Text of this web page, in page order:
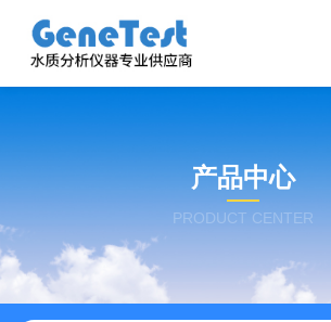
产品中心
PRODUCT CENTER